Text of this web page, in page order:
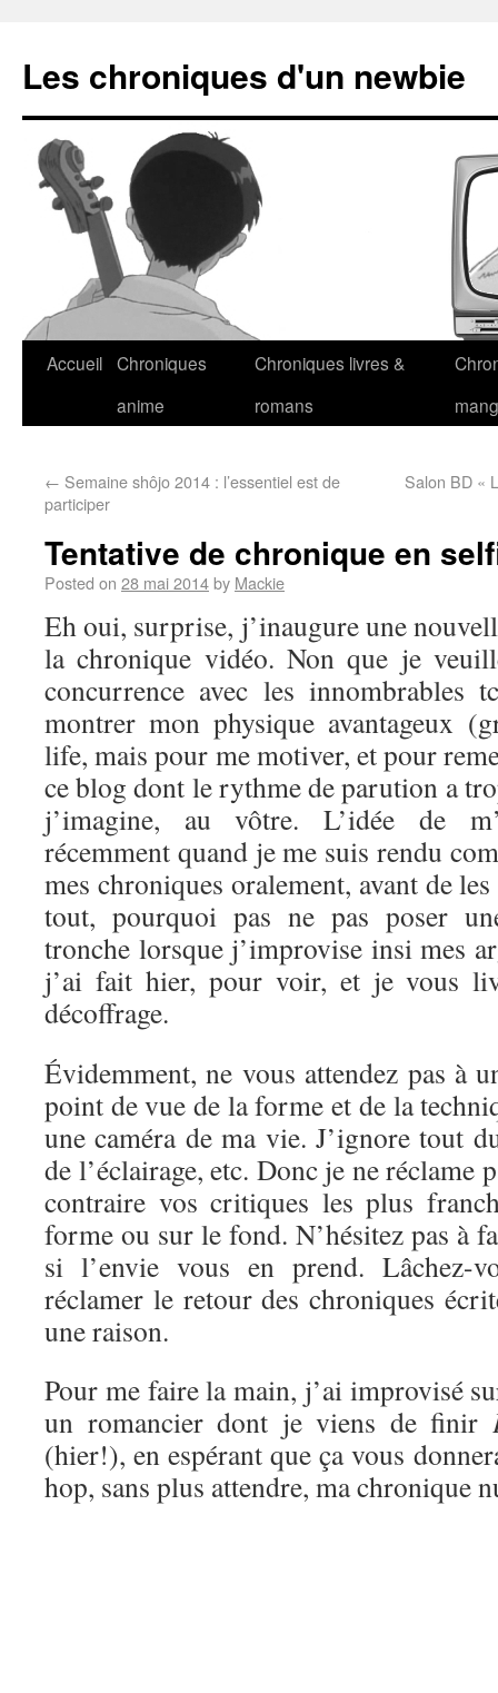
Les chroniques d'un newbie
Accueil Chroniques
anime
Chroniques livres &
romans
← Semaine shôjo 2014 : l’essentiel est de
participer
Salon BD «
Tentative de chronique en
Posted on 28 mai 2014by Mackie
Eh oui, surprise, j’inaugure une
la chronique vidéo. Non que je
concurrence avec les innombrables
montrer mon physique avantageux
life, mais pour me motiver, et pour
ce blog dont le rythme de parution a
j’imagine, au vôtre. L’idée de
récemment quand je me suis rendu
mes chroniques oralement, avant de
tout, pourquoi pas ne pas poser
tronche lorsque j’improvise insi mes
j’ai fait hier, pour voir, et je vous
décoffrage.
Évidemment, ne vous attendez pas à
point de vue de la forme et de la
une caméra de ma vie. J’ignore tout
de l’éclairage, etc. Donc je ne réclame
contraire vos critiques les plus
forme ou sur le fond. N’hésitez pas à
si l’envie vous en prend. Lâchez-
réclamer le retour des chroniques
une raison.
Pour me faire la main, j’ai improvisé
un romancier dont je viens de finir
(hier!), en espérant que ça vous
hop, sans plus attendre, ma chronique